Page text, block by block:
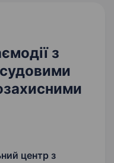
з
центр з